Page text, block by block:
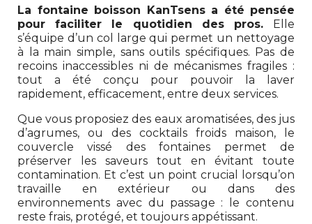
La fontaine boisson KanTsens a été pensée
pour faciliter le quotidien des pros. Elle
s’équipe d’un col large qui permet un nettoyage
à la main simple, sans outils spécifiques. Pas de
recoins inaccessibles ni de mécanismes fragiles :
tout a été conçu pour pouvoir la laver
rapidement, efficacement, entre deux services.
Que vous proposiez des eaux aromatisées, des jus
d’agrumes, ou des cocktails froids maison, le
couvercle vissé des fontaines permet de
préserver les saveurs tout en évitant toute
contamination. Et c’est un point crucial lorsqu’on
travaille en extérieur ou dans des
environnements avec du passage : le contenu
reste frais, protégé, et toujours appétissant.